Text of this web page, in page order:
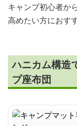
キャンプ初心者か
高めたい方におす
ハニカム構造
プ座布団